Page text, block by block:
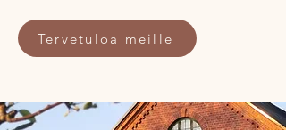
Tervetuloa meille